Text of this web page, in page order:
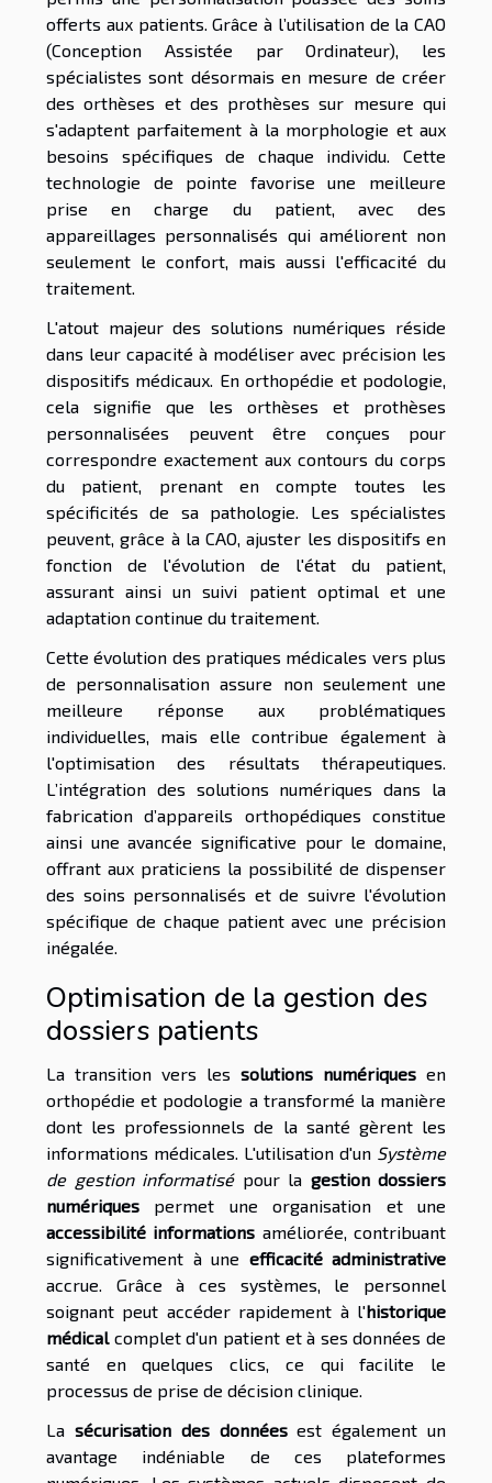
offerts aux patients. Grâce à l’utilisation de la CAO
(Conception Assistée par Ordinateur), les
spécialistes sont désormais en mesure de créer
des orthèses et des prothèses sur mesure qui
s'adaptent parfaitement à la morphologie et aux
besoins spécifiques de chaque individu. Cette
technologie de pointe favorise une meilleure
prise en charge du patient, avec des
appareillages personnalisés qui améliorent non
seulement le confort, mais aussi l'efficacité du
traitement.
L'atout majeur des solutions numériques réside
dans leur capacité à modéliser avec précision les
dispositifs médicaux. En orthopédie et podologie,
cela signifie que les orthèses et prothèses
personnalisées peuvent être conçues pour
correspondre exactement aux contours du corps
du patient, prenant en compte toutes les
spécificités de sa pathologie. Les spécialistes
peuvent, grâce à la CAO, ajuster les dispositifs en
fonction de l'évolution de l'état du patient,
assurant ainsi un suivi patient optimal et une
adaptation continue du traitement.
Cette évolution des pratiques médicales vers plus
de personnalisation assure non seulement une
meilleure réponse aux problématiques
individuelles, mais elle contribue également à
l'optimisation des résultats thérapeutiques.
L’intégration des solutions numériques dans la
fabrication d’appareils orthopédiques constitue
ainsi une avancée significative pour le domaine,
offrant aux praticiens la possibilité de dispenser
des soins personnalisés et de suivre l'évolution
spécifique de chaque patient avec une précision
inégalée.
Optimisation de la gestion des
dossiers patients
La transition vers les solutions numériques en
orthopédie et podologie a transformé la manière
dont les professionnels de la santé gèrent les
informations médicales. L'utilisation d'un Système
de gestion informatisépour la gestion dossiers
numériques permet une organisation et une
accessibilité informations améliorée, contribuant
significativement à une efficacité administrative
accrue. Grâce à ces systèmes, le personnel
soignant peut accéder rapidement à l'historique
médical complet d'un patient et à ses données de
santé en quelques clics, ce qui facilite le
processus de prise de décision clinique.
La sécurisation des donnéesest également un
avantage indéniable de ces plateformes